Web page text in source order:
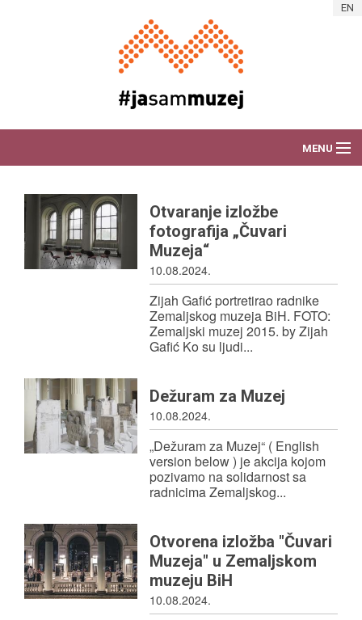
EN
MENU
DEŽURAM ZA MUZEJ
VIJESTI
PRIJATELJI MUZEJA
UKLJUČI SE!
Otvaranje izložbe
fotografija „Čuvari
Muzeja“
10.08.2024.
Zijah Gafić portretirao radnike
Zemaljskog muzeja BiH. FOTO:
Zemaljski muzej 2015. by Zijah
Gafić Ko su ljudi...
Dežuram za Muzej
10.08.2024.
„Dežuram za Muzej“ ( English
version below ) je akcija kojom
pozivamo na solidarnost sa
radnicima Zemaljskog...
Otvorena izložba "Čuvari
Muzeja" u Zemaljskom
muzeju BiH
10.08.2024.